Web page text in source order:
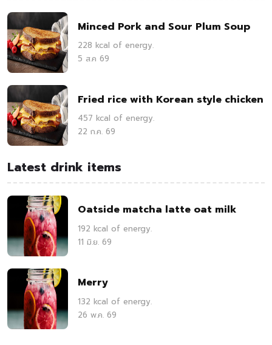
Minced Pork and Sour Plum Soup
228 kcal of energy.
5 ส.ค 69
Fried rice with Korean style chicken
457 kcal of energy.
22 ก.ค. 69
Latest drink items
Oatside matcha latte oat milk
192 kcal of energy.
11 มิ.ย. 69
Merry
132 kcal of energy.
26 พ.ค. 69